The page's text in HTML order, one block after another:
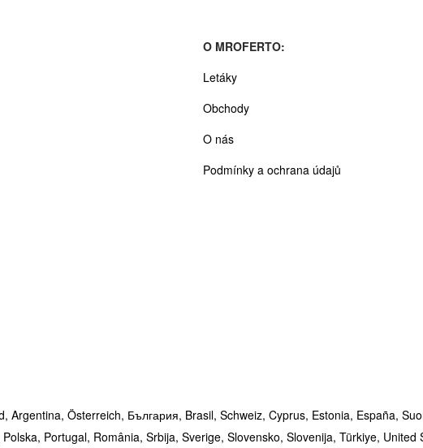
O MROFERTO:
Letáky
Obchody
O nás
Podmínky a ochrana údajů
Argentina, Österreich, България, Brasil, Schweiz, Cyprus, Estonia, España,
Polska, Portugal, România, Srbija, Sverige, Slovensko, Slovenija, Türkiye, United